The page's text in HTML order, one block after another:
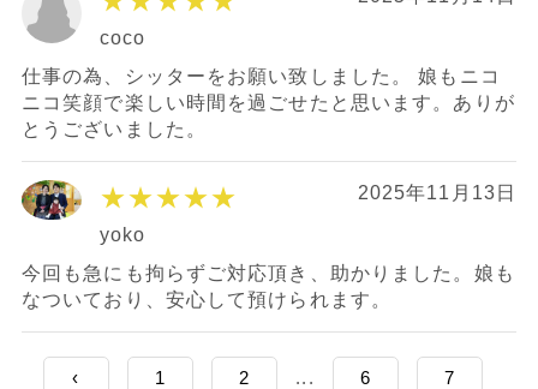
coco
仕事の為、シッターをお願い致しました。 娘もニコ
ニコ笑顔で楽しい時間を過ごせたと思います。ありが
とうございました。
★★★★★ 2025年11月13日
yoko
今回も急にも拘らずご対応頂き、助かりました。娘も
なついており、安心して預けられます。
‹ 1 2 ... 6 7